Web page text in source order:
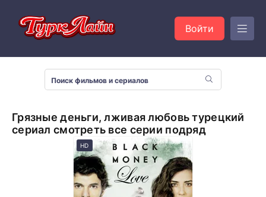
Войти
Грязные деньги, лживая любовь турецкий
сериал смотреть все серии подряд
HD